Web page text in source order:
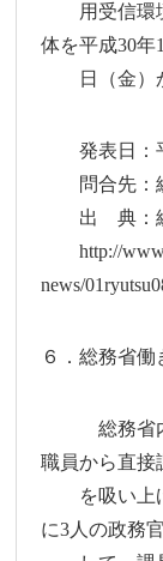
用受信環境
体を平成30年
日（金）か
発表日：平
問合先：総
出 典：総
http://
news/
６．総務省
総務省内の
職員から直接
を吸い上げ
に3人の政務